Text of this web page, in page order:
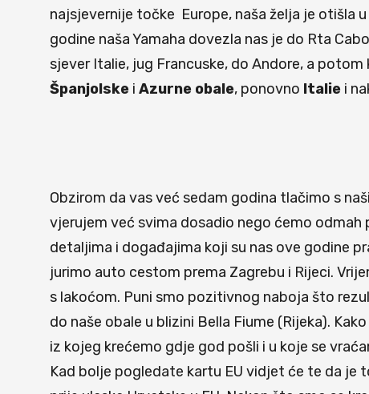
najsjevernije točke Europe, naša želja je otišla
godine naša Yamaha dovezla nas je do Rta
sjever Italie, jug Francuske, do Andore, a
Španjolske i Azurne obale, ponovno Italie i
Obzirom da vas već sedam godina tlačimo s
vjerujem već svima dosadio nego ćemo
detaljima i događajima koji su nas ove godine
jurimo auto cestom prema Zagrebu i Rijeci.
s lakoćom. Puni smo pozitivnog naboja što
do naše obale u blizini Bella Fiume (Rijeka).
iz kojeg krećemo gdje god pošli i u koje se
Kad bolje pogledate kartu EU vidjet će te da je